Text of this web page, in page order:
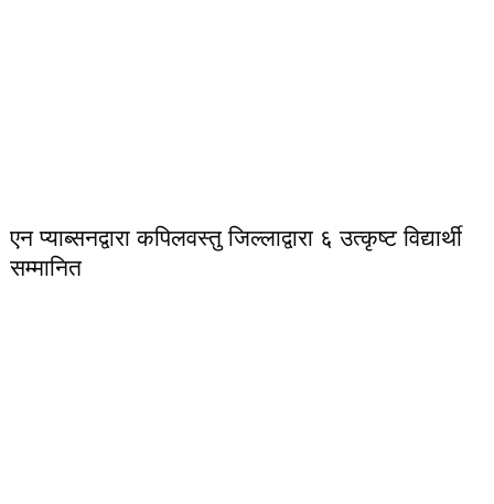
एन प्याब्सनद्वारा कपिलवस्तु जिल्लाद्वारा ६ उत्कृष्ट विद्यार्थी
सम्मानित